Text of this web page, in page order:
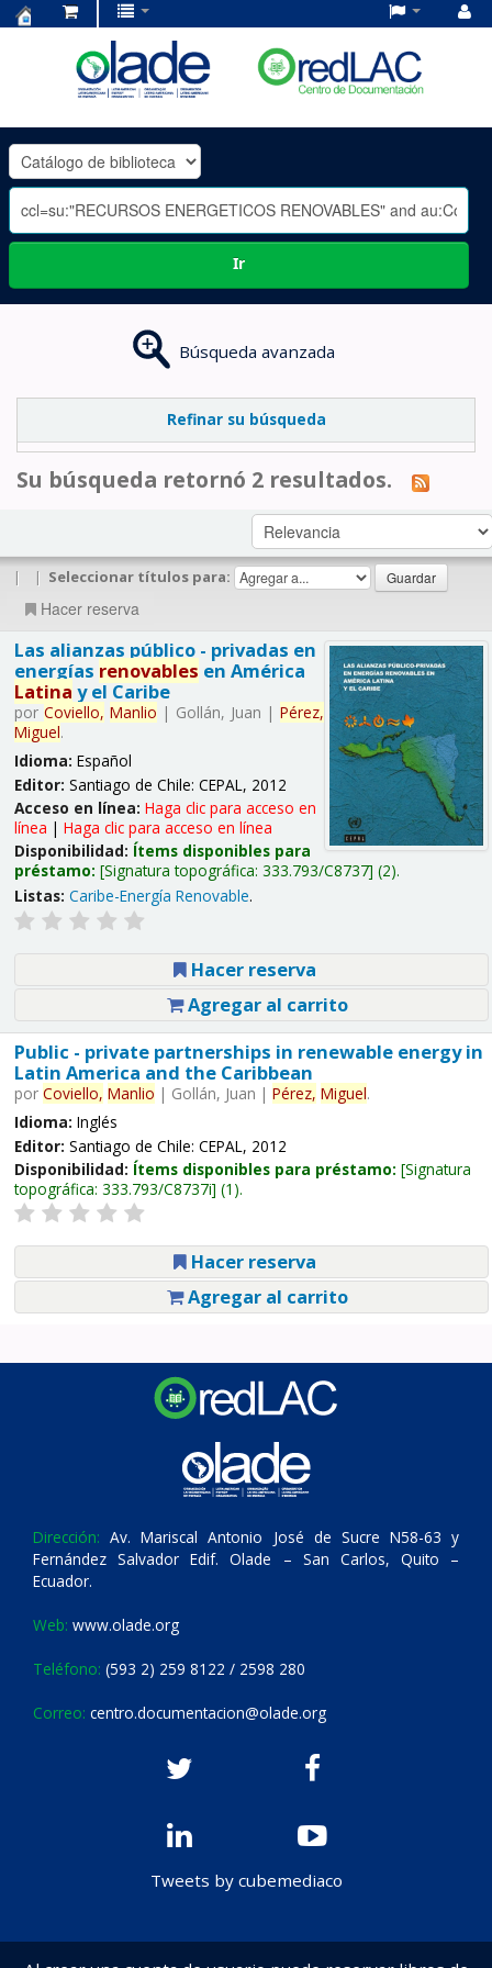
OLADE
-
Ir
Búsqueda avanzada
Refinar su búsqueda
Su búsqueda retornó 2 resultados.
| | Seleccionar títulos para:
Hacer reserva
Las alianzas público - privadas en
energías renovables en América
Latina y el Caribe
por Coviello, Manlio | Gollán, Juan | Pérez,
Miguel.
Idioma: Español
Editor: Santiago de Chile: CEPAL, 2012
Acceso en línea: Haga clic para acceso en
línea | Haga clic para acceso en línea
Disponibilidad: Ítems disponibles para
préstamo: Signatura topográfica: 333.793/C8737 (2).
Listas: Caribe-Energía Renovable.
Hacer reserva
Agregar al carrito
Public - private partnerships in renewable energy in
Latin America and the Caribbean
por Coviello, Manlio | Gollán, Juan | Pérez, Miguel.
Idioma: Inglés
Editor: Santiago de Chile: CEPAL, 2012
Disponibilidad: Ítems disponibles para préstamo: Signatura
topográfica: 333.793/C8737i (1).
Hacer reserva
Agregar al carrito
Dirección: Av. Mariscal Antonio José de Sucre N58-63 y
Fernández Salvador Edif. Olade – San Carlos, Quito –
Ecuador.
Web: www.olade.org
Teléfono: (593 2) 259 8122 / 2598 280
Correo: centro.documentacion@olade.org
Tweets by cubemediaco